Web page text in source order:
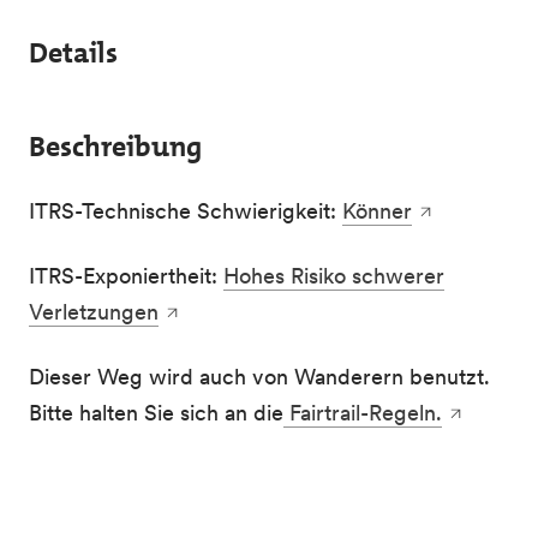
Details
Beschreibung
ITRS-Technische Schwierigkeit: Könner
ITRS-Exponiertheit: Hohes Risiko schwerer
Verletzungen
Dieser Weg wird auch von Wanderern benutzt.
Bitte halten Sie sich an die Fairtrail-Regeln.